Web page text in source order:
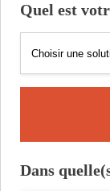
Quel est
Dans